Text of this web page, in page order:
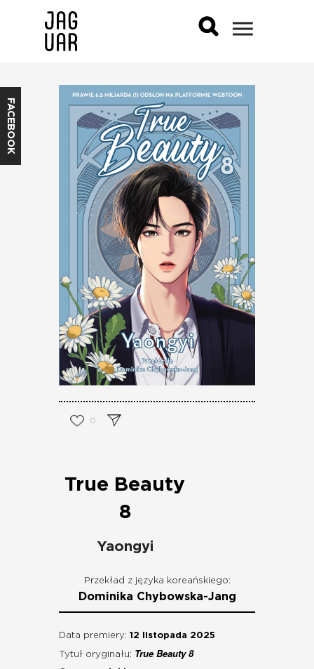
FACEBOOK
0
True Beauty
8
Yaongyi
Przekład z języka koreańskiego:
Dominika Chybowska-Jang
Data premiery: 12 listopada 2025
Tytuł oryginału: True Beauty 8